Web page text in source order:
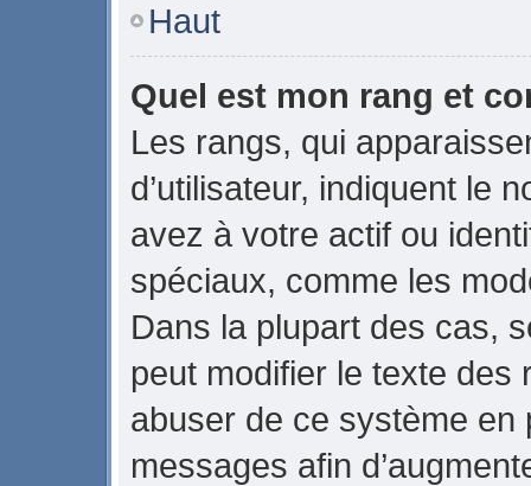
Haut
Quel est mon rang et
Les rangs, qui
d’utilisateur, indiquent le
avez à votre actif ou
spéciaux, comme les
Dans la plupart des cas,
peut modifier le texte des
abuser de ce système en
messages afin